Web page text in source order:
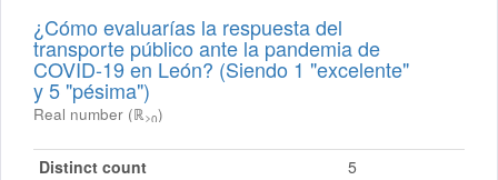
¿Cómo evaluarías la respuesta del
transporte público ante la pandemia de
COVID-19 en León? (Siendo 1 "excelente"
y 5 "pésima")
Real number (ℝ≥0)
Distinct count
5